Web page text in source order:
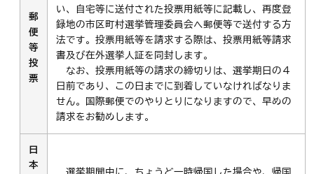
郵
便
等
投
票
い、自宅等に送付された投票用紙等に記載し、再度登
録地の市区町村選挙管理委員会へ郵便等で送付する方
法です。投票用紙等を請求する際は、投票用紙等請求
書及び在外選挙人証を同封します。
なお、投票用紙等の請求の締切りは、選挙期日の４
日前であり、この日までに到着していなければなりま
せん。国際郵便でのやりとりになりますので、早めの
請求をお勧めします。
日
本